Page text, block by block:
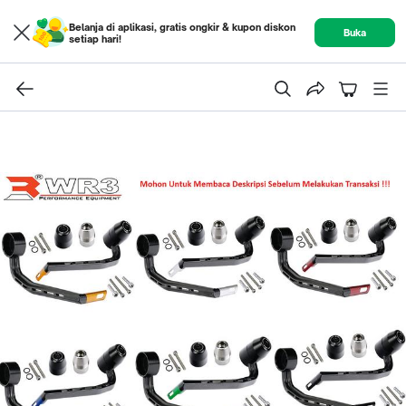
Belanja di aplikasi, gratis ongkir & kupon diskon
setiap hari!
Buka